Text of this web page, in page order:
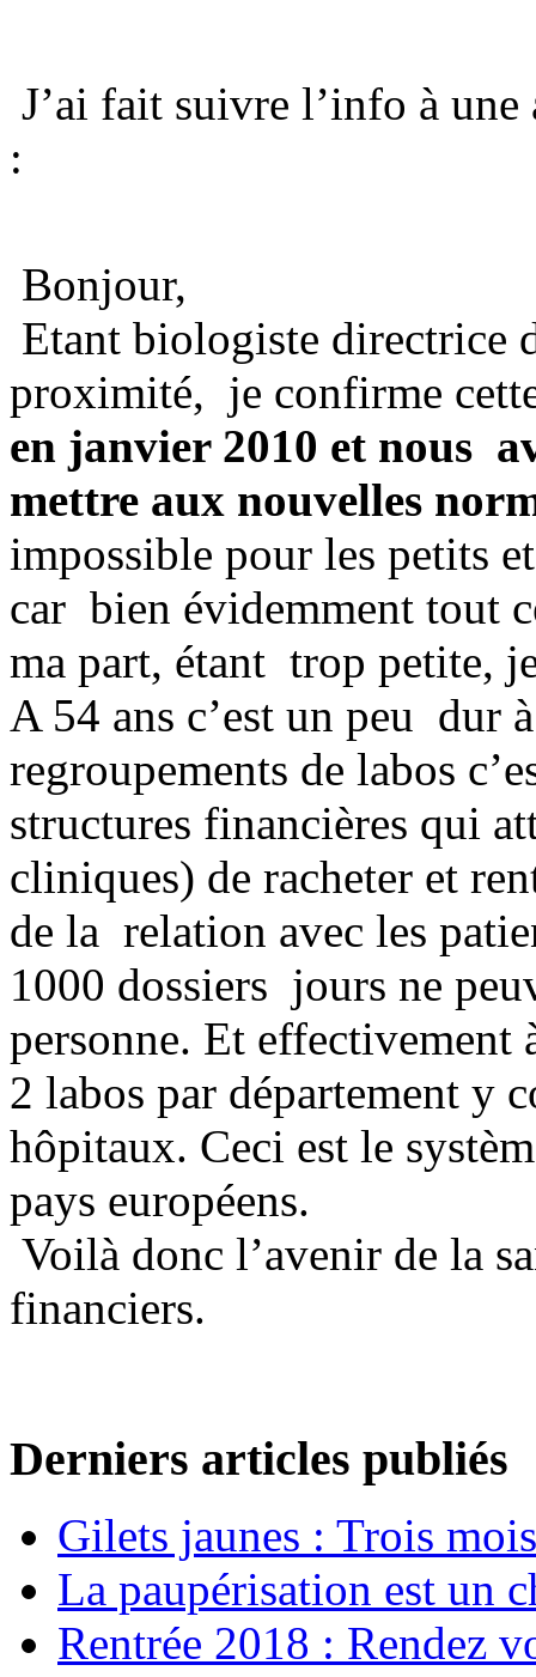
J’ai fait suivre l’info à
:
Bonjour,
Etant biologiste directrice
proximité, je confirme
en janvier 2010 et nous
mettre aux nouvelles
impossible pour les petits
car bien évidemment tout
ma part, étant trop petite,
A 54 ans c’est un peu dur
regroupements de labos
structures financières qui
cliniques) de racheter et
de la relation avec les
1000 dossiers jours ne
personne. Et
2 labos par département y
hôpitaux. Ceci est le
pays européens.
Voilà donc l’avenir de la
financiers.
Derniers articles publiés
Gilets jaunes : Trois
La paupérisation est un
Rentrée 2018 : Rendez